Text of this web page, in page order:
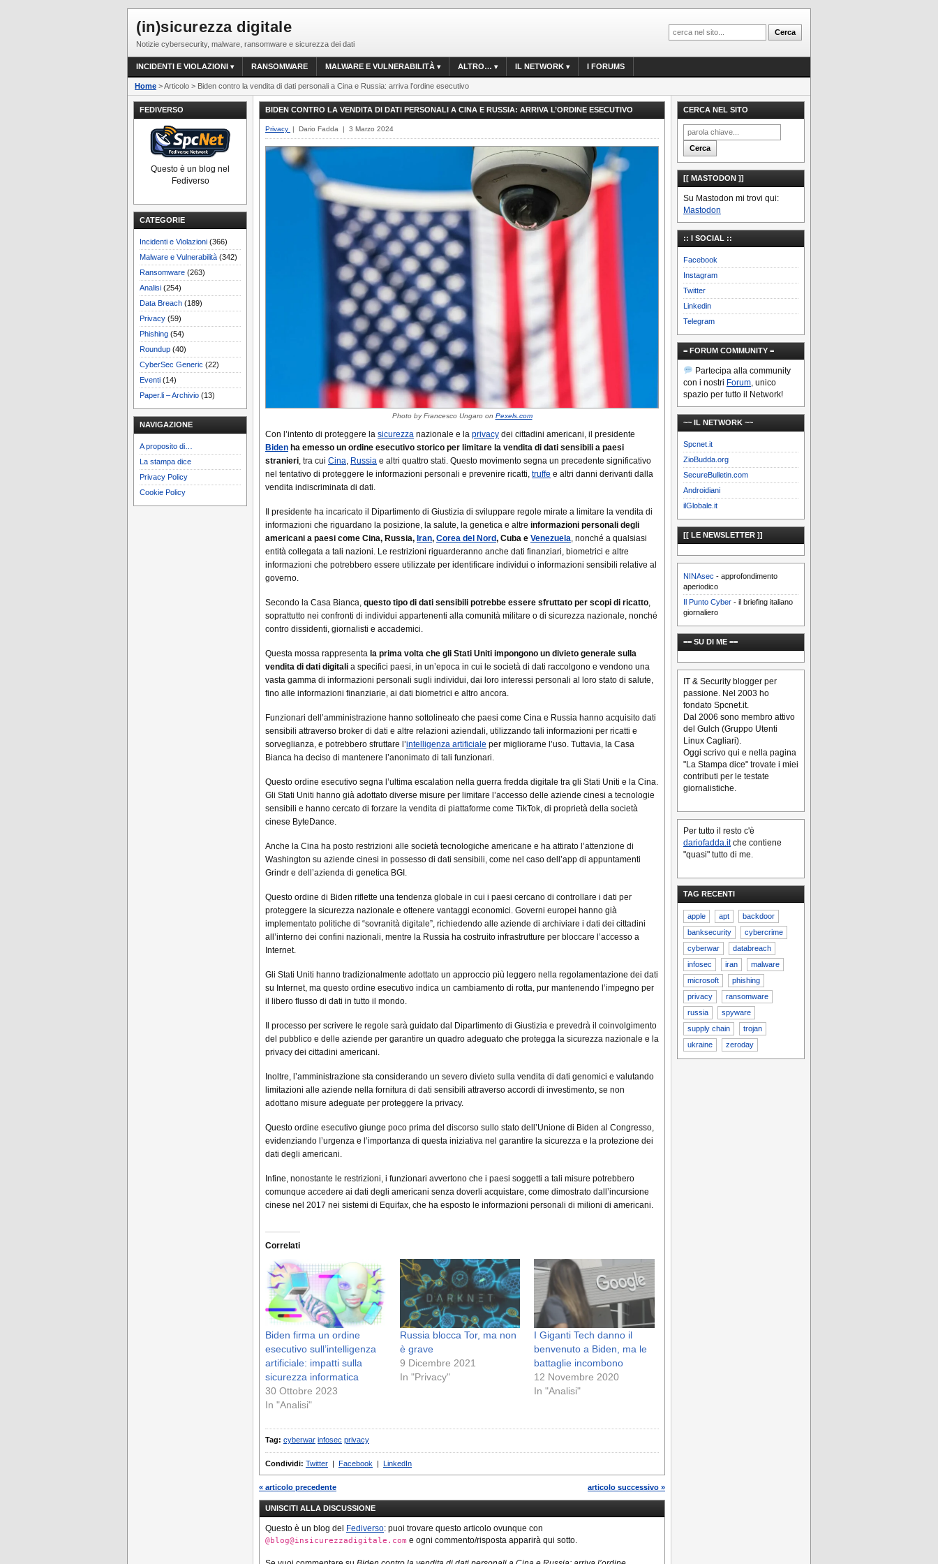
(in)sicurezza digitale
Notizie cybersecurity, malware, ransomware e sicurezza dei dati
INCIDENTI E VIOLAZIONI RANSOMWARE MALWARE E VULNERABILITÀ ALTRO… IL NETWORK I FORUMS
Home > Articolo > Biden contro la vendita di dati personali a Cina e Russia: arriva l’ordine esecutivo
FEDIVERSO
Questo è un blog nel
Fediverso
CATEGORIE
Incidenti e Violazioni (366)
Malware e Vulnerabilità (342)
Ransomware (263)
Analisi (254)
Data Breach (189)
Privacy (59)
Phishing (54)
Roundup (40)
CyberSec Generic (22)
Eventi (14)
Paper.li – Archivio (13)
NAVIGAZIONE
A proposito di…
La stampa dice
Privacy Policy
Cookie Policy
BIDEN CONTRO LA VENDITA DI DATI PERSONALI A CINA E RUSSIA: ARRIVA L’ORDINE ESECUTIVO
Privacy | Dario Fadda | 3 Marzo 2024
Photo by Francesco Ungaro on Pexels.com
Con l’intento di proteggere la sicurezza nazionale e la privacy dei cittadini americani, il presidente
Biden ha emesso un ordine esecutivo storico per limitare la vendita di dati sensibili a paesi
stranieri, tra cui Cina, Russia e altri quattro stati. Questo movimento segna un precedente significativo
nel tentativo di proteggere le informazioni personali e prevenire ricatti, truffe e altri danni derivanti dalla
vendita indiscriminata di dati.
Il presidente ha incaricato il Dipartimento di Giustizia di sviluppare regole mirate a limitare la vendita di
informazioni che riguardano la posizione, la salute, la genetica e altre informazioni personali degli
americani a paesi come Cina, Russia, Iran, Corea del Nord, Cuba e Venezuela, nonché a qualsiasi
entità collegata a tali nazioni. Le restrizioni riguarderanno anche dati finanziari, biometrici e altre
informazioni che potrebbero essere utilizzate per identificare individui o informazioni sensibili relative al
governo.
Secondo la Casa Bianca, questo tipo di dati sensibili potrebbe essere sfruttato per scopi di ricatto,
soprattutto nei confronti di individui appartenenti alla comunità militare o di sicurezza nazionale, nonché
contro dissidenti, giornalisti e accademici.
Questa mossa rappresenta la prima volta che gli Stati Uniti impongono un divieto generale sulla
vendita di dati digitali a specifici paesi, in un’epoca in cui le società di dati raccolgono e vendono una
vasta gamma di informazioni personali sugli individui, dai loro interessi personali al loro stato di salute,
fino alle informazioni finanziarie, ai dati biometrici e altro ancora.
Funzionari dell’amministrazione hanno sottolineato che paesi come Cina e Russia hanno acquisito dati
sensibili attraverso broker di dati e altre relazioni aziendali, utilizzando tali informazioni per ricatti e
sorveglianza, e potrebbero sfruttare l’intelligenza artificiale per migliorarne l’uso. Tuttavia, la Casa
Bianca ha deciso di mantenere l’anonimato di tali funzionari.
Questo ordine esecutivo segna l’ultima escalation nella guerra fredda digitale tra gli Stati Uniti e la Cina.
Gli Stati Uniti hanno già adottato diverse misure per limitare l’accesso delle aziende cinesi a tecnologie
sensibili e hanno cercato di forzare la vendita di piattaforme come TikTok, di proprietà della società
cinese ByteDance.
Anche la Cina ha posto restrizioni alle società tecnologiche americane e ha attirato l’attenzione di
Washington su aziende cinesi in possesso di dati sensibili, come nel caso dell’app di appuntamenti
Grindr e dell’azienda di genetica BGI.
Questo ordine di Biden riflette una tendenza globale in cui i paesi cercano di controllare i dati per
proteggere la sicurezza nazionale e ottenere vantaggi economici. Governi europei hanno già
implementato politiche di “sovranità digitale”, richiedendo alle aziende di archiviare i dati dei cittadini
all’interno dei confini nazionali, mentre la Russia ha costruito infrastrutture per bloccare l’accesso a
Internet.
Gli Stati Uniti hanno tradizionalmente adottato un approccio più leggero nella regolamentazione dei dati
su Internet, ma questo ordine esecutivo indica un cambiamento di rotta, pur mantenendo l’impegno per
il libero flusso di dati in tutto il mondo.
Il processo per scrivere le regole sarà guidato dal Dipartimento di Giustizia e prevedrà il coinvolgimento
del pubblico e delle aziende per garantire un quadro adeguato che protegga la sicurezza nazionale e la
privacy dei cittadini americani.
Inoltre, l’amministrazione sta considerando un severo divieto sulla vendita di dati genomici e valutando
limitazioni alle aziende nella fornitura di dati sensibili attraverso accordi di investimento, se non
adottano misure adeguate per proteggere la privacy.
Questo ordine esecutivo giunge poco prima del discorso sullo stato dell’Unione di Biden al Congresso,
evidenziando l’urgenza e l’importanza di questa iniziativa nel garantire la sicurezza e la protezione dei
dati degli americani.
Infine, nonostante le restrizioni, i funzionari avvertono che i paesi soggetti a tali misure potrebbero
comunque accedere ai dati degli americani senza doverli acquistare, come dimostrato dall’incursione
cinese nel 2017 nei sistemi di Equifax, che ha esposto le informazioni personali di milioni di americani.
Correlati
Biden firma un ordine
esecutivo sull’intelligenza
artificiale: impatti sulla
sicurezza informatica
30 Ottobre 2023
In "Analisi"
Russia blocca Tor, ma non
è grave
9 Dicembre 2021
In "Privacy"
I Giganti Tech danno il
benvenuto a Biden, ma le
battaglie incombono
12 Novembre 2020
In "Analisi"
Tag: cyberwar infosec privacy
Condividi: Twitter | Facebook | LinkedIn
« articolo precedente articolo successivo »
UNISCITI ALLA DISCUSSIONE
Questo è un blog del Fediverso: puoi trovare questo articolo ovunque con
@blog@insicurezzadigitale.com e ogni commento/risposta apparirà qui sotto.
CERCA NEL SITO
[[ MASTODON ]]
Su Mastodon mi trovi qui:
Mastodon
:: I SOCIAL ::
Facebook
Instagram
Twitter
Linkedin
Telegram
= FORUM COMMUNITY =
Partecipa alla community
con i nostri Forum, unico
spazio per tutto il Network!
~~ IL NETWORK ~~
Spcnet.it
ZioBudda.org
SecureBulletin.com
Androidiani
ilGlobale.it
[[ LE NEWSLETTER ]]
NINAsec - approfondimento
aperiodico
Il Punto Cyber - il briefing italiano
giornaliero
== SU DI ME ==
IT & Security blogger per
passione. Nel 2003 ho
fondato Spcnet.it.
Dal 2006 sono membro attivo
del Gulch (Gruppo Utenti
Linux Cagliari).
Oggi scrivo qui e nella pagina
"La Stampa dice" trovate i miei
contributi per le testate
giornalistiche.
Per tutto il resto c'è
dariofadda.itche contiene
"quasi" tutto di me.
TAG RECENTI
apple apt
backdoor
banksecurity
cybercrime
cyberwar
databreach
infosec
iran
malware
microsoft
phishing
privacy
ransomware
russia
spyware
supply chain
trojan
ukraine
zeroday